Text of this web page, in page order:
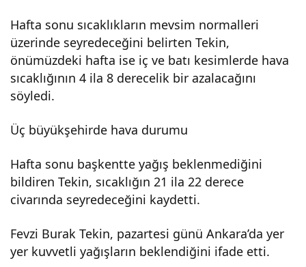
Hafta sonu sıcaklıkların mevsim normalleri
üzerinde seyredeceğini belirten Tekin,
önümüzdeki hafta ise iç ve batı kesimlerde hava
sıcaklığının 4 ila 8 derecelik bir azalacağını
söyledi.
Üç büyükşehirde hava durumu
Hafta sonu başkentte yağış beklenmediğini
bildiren Tekin, sıcaklığın 21 ila 22 derece
civarında seyredeceğini kaydetti.
Fevzi Burak Tekin, pazartesi günü Ankara’da yer
yer kuvvetli yağışların beklendiğini ifade etti.